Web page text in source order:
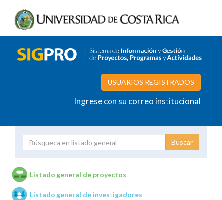
USUARIOS REGISTRADOS
Ingrese con su correo institucional
Unidades de investigación
Listado general de proyectos
Listado general de investigadores